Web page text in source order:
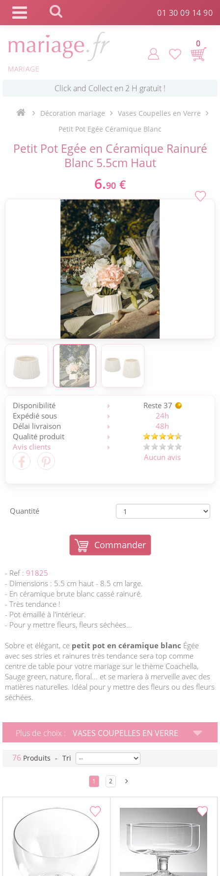
01 30 09 14 90
MARIAGE
0
Commande expédiée en 24h ! *
Click and Collect en 2 H gratuit !
Livraison point relais gratuit dès 89 € !*
Payez votre commande en 4X sans frais
Décoration mariage
Vases Coupelles en Verre
Petit Pot Egée Céramique Blanc
Petit Pot Egée en Céramique Rainuré
Blanc 5.5cm Haut
6.90 €
Disponibilité
Reste 37
Expédié sous
24h
Délai livraison
48h
Qualité produit
Avis clients
Aucun avis
Quantité
Commander
- Ref : 91825
- Dimensions : 5.5 cm haut - 8.5 cm large.
- En céramique brute blanc cassé rainuré.
- Très tendance !
- Pot émaillé à l'intérieur.
- Pour y mettre fleurs, fleurs séchées...
Sobre et élégant, ce petit pot en céramique blanc Égée
avec ses stries et rainures très tendance sera top comme
centre de table pour votre mariage sur le thème Coachella,
Sauge green, nature, floral... et se mariera à merveille avec des
matières naturelles. Idéal pour y mettre des fleurs ou des fleurs
séchées.
Plus de choix : VASES COUPELLES EN VERRE
76 Produits - Tri
1 2
Panneau de gestion des cookies